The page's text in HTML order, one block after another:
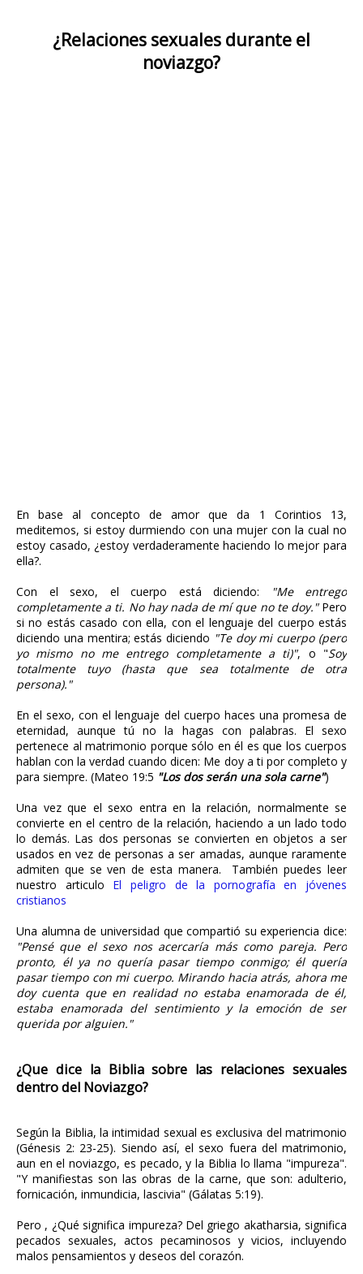
¿Relaciones sexuales durante el
noviazgo?
En base al concepto de amor que da 1 Corintios 13,
meditemos, si estoy durmiendo con una mujer con la cual no
estoy casado, ¿estoy verdaderamente haciendo lo mejor para
ella?.
Con el sexo, el cuerpo está diciendo:
"Me entrego
completamente a ti. No hay nada de mí que no te doy."Pero
si no estás casado con ella, con el lenguaje del cuerpo estás
diciendo una mentira; estás diciendo "Te doy mi cuerpo (pero
yo mismo no me entrego completamente a ti)", o "Soy
totalmente tuyo (hasta que sea totalmente de otra
persona)."
En el sexo, con el lenguaje del cuerpo haces una promesa de
eternidad, aunque tú no la hagas con palabras. El sexo
pertenece al matrimonio porque sólo en él es que los cuerpos
hablan con la verdad cuando dicen: Me doy a ti por completo y
para siempre. (Mateo 19:5 "Los dos serán una sola carne")
Una vez que el sexo entra en la relación, normalmente se
convierte en el centro de la relación, haciendo a un lado todo
lo demás. Las dos personas se convierten en objetos a ser
usados en vez de personas a ser amadas, aunque raramente
admiten que se ven de esta manera. También puedes leer
nuestro articulo El peligro de la pornografía en jóvenes
cristianos
Una alumna de universidad que compartió su experiencia dice:
"Pensé que el sexo nos acercaría más como pareja. Pero
pronto, él ya no quería pasar tiempo conmigo; él quería
pasar tiempo con mi cuerpo. Mirando hacia atrás, ahora me
doy cuenta que en realidad no estaba enamorada de él,
estaba enamorada del sentimiento y la emoción de ser
querida por alguien."
¿Que dice la Biblia sobre las relaciones sexuales
dentro del Noviazgo?
Según la Biblia, la intimidad sexual es exclusiva del matrimonio
(Génesis 2: 23-25). Siendo así, el sexo fuera del matrimonio,
aun en el noviazgo, es pecado, y la Biblia lo llama "impureza".
"Y manifiestas son las obras de la carne, que son: adulterio,
fornicación, inmundicia, lascivia" (Gálatas 5:19).
Pero , ¿Qué significa impureza? Del griego akatharsia, significa
pecados sexuales, actos pecaminosos y vicios, incluyendo
malos pensamientos y deseos del corazón.